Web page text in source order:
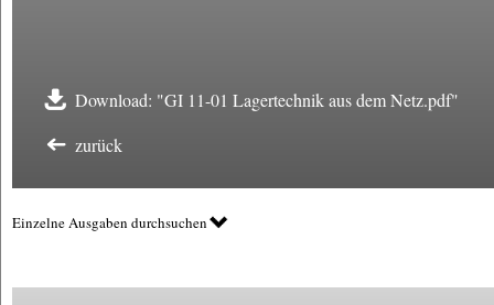
Download: "GI 11-01 Lagertechnik aus dem Netz.pdf"
zurück
Einzelne Ausgaben durchsuchen